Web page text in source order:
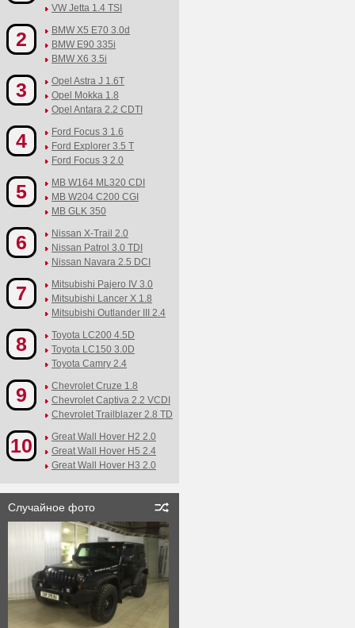
VW Jetta 1.4 TSI
2
BMW X5 E70 3.0d
BMW E90 335i
BMW X6 3.5i
3
Opel Astra J 1.6T
Opel Mokka 1.8
Opel Antara 2.2 CDTI
4
Ford Focus 3 1.6
Ford Explorer 3.5 T
Ford Focus 3 2.0
5
MB W164 ML320 CDI
MB W204 C200 CGI
MB GLK 350
6
Nissan X-Trail 2.0
Nissan Patrol 3.0 TDI
Nissan Navara 2.5 DCI
7
Mitsubishi Pajero IV 3.0
Mitsubishi Lancer X 1.8
Mitsubishi Outlander III 2.4
8
Toyota LC200 4.5D
Toyota LC150 3.0D
Toyota Camry 2.4
9
Chevrolet Cruze 1.8
Chevrolet Captiva 2.2 VCDI
Chevrolet Trailblazer 2.8 TD
10
Great Wall Hover H2 2.0
Great Wall Hover H5 2.4
Great Wall Hover H3 2.0
Случайное фото